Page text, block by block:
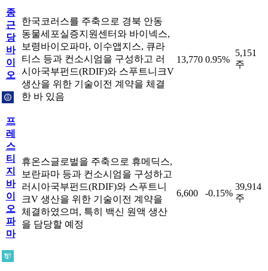
종
근
당
바
이
오
한국코러스를 주축으로 경북 안동
동물세포실증지원센터와 바이넥스,
보령바이오파마, 이수앱지스, 큐라
티스 등과 컨소시엄을 구성하고 러
시아국부펀드(RDIF)와 스푸트니크V
생산을 위한 기술이전 계약을 체결
한 바 있음
13,770 0.95%
5,151
주
프
레
스
티
지
바
이
오
파
마
휴온스글로벌을 주축으로 휴메딕스,
보란파마 등과 컨소시엄을 구성하고
러시아국부펀드(RDIF)와 스푸트니
크V 생산을 위한 기술이전 계약을
체결하였으며, 특히 백신 원액 생산
을 담당할 예정
6,600 -0.15%
39,914
주